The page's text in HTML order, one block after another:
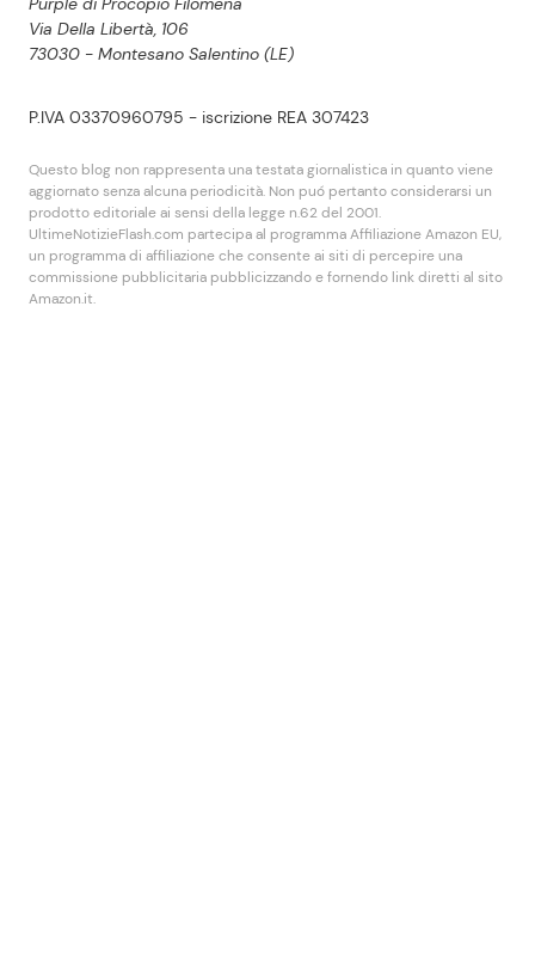
Via Della Libertà, 106
73030 - Montesano Salentino (LE)
P.IVA 03370960795 - iscrizione REA 307423
Questo blog non rappresenta una testata giornalistica in quanto viene
aggiornato senza alcuna periodicità. Non puó pertanto considerarsi un
prodotto editoriale ai sensi della legge n.62 del 2001.
UltimeNotizieFlash.com partecipa al programma Affiliazione Amazon EU,
un programma di affiliazione che consente ai siti di percepire una
commissione pubblicitaria pubblicizzando e fornendo link diretti al sito
Amazon.it.